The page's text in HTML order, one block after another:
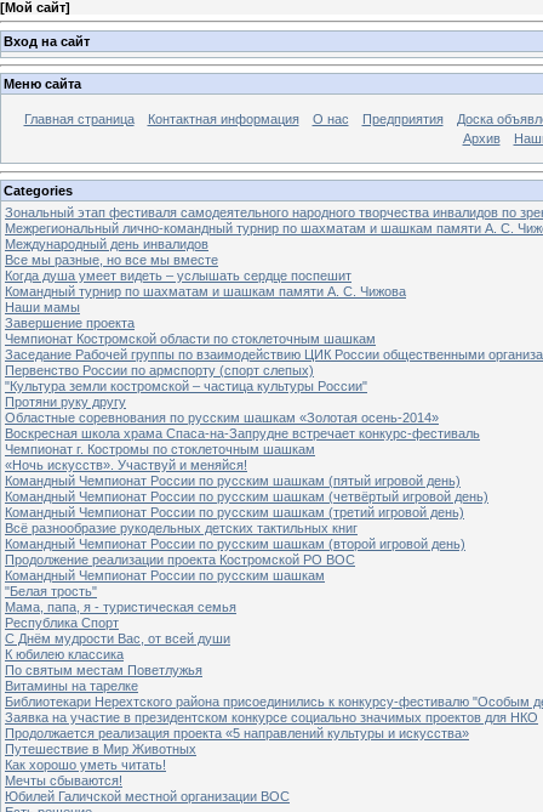
[Мой сайт]
Вход на сайт
Меню сайта
Главная страница Контактная информация О нас Предприятия
Доска
Архив
Categories
Зональный этап фестиваля самодеятельного народного творчества инвалидов по
Межрегиональный лично-командный турнир по шахматам и шашкам памяти А. С.
Международный день инвалидов
Все мы разные, но все мы вместе
Когда душа умеет видеть – услышать сердце поспешит
Командный турнир по шахматам и шашкам памяти А. С. Чижова
Наши мамы
Завершение проекта
Чемпионат Костромской области по стоклеточным шашкам
Заседание Рабочей группы по взаимодействию ЦИК России общественными
Первенство России по армспорту (спорт слепых)
"Культура земли костромской – частица культуры России"
Протяни руку другу
Областные соревнования по русским шашкам «Золотая осень-2014»
Воскресная школа храма Спаса-на-Запрудне встречает конкурс-фестиваль
Чемпионат г. Костромы по стоклеточным шашкам
«Ночь искусств». Участвуй и меняйся!
Командный Чемпионат России по русским шашкам (пятый игровой день)
Командный Чемпионат России по русским шашкам (четвёртый игровой день)
Командный Чемпионат России по русским шашкам (третий игровой день)
Всё разнообразие рукодельных детских тактильных книг
Командный Чемпионат России по русским шашкам (второй игровой день)
Продолжение реализации проекта Костромской РО ВОС
Командный Чемпионат России по русским шашкам
"Белая трость"
Мама, папа, я - туристическая семья
Республика Спорт
С Днём мудрости Вас, от всей души
К юбилею классика
По святым местам Поветлужья
Витамины на тарелке
Библиотекари Нерехтского района присоединились к конкурсу-фестивалю "Особым
Заявка на участие в президентском конкурсе социально значимых проектов для НКО
Продолжается реализация проекта «5 направлений культуры и искусства»
Путешествие в Мир Животных
Как хорошо уметь читать!
Мечты сбываются!
Юбилей Галичской местной организации ВОС